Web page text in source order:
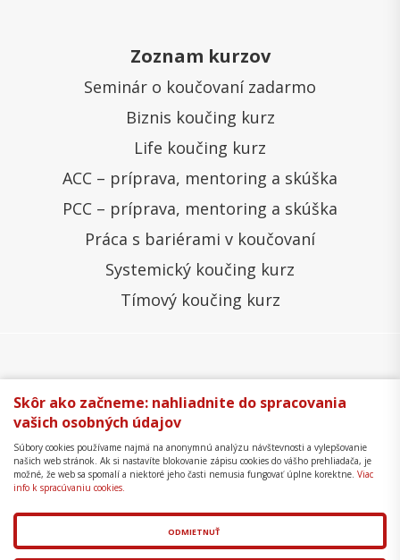
Zoznam kurzov
Seminár o koučovaní zadarmo
Biznis koučing kurz
Life koučing kurz
ACC – príprava, mentoring a skúška
PCC – príprava, mentoring a skúška
Práca s bariérami v koučovaní
Systemický koučing kurz
Tímový koučing kurz
Všeobecné obchodné podmienky
Správa cookies
Ochrana osobných údajov
Formulár na odstúpenie
Mapa stránky
Copyright © 2018 - 2026 Business Coaching College,
s.r.o.
aredakčný systém
Skôr ako začneme: nahliadnite do spracovania
vašich osobných údajov
Súbory cookies používame najmä na anonymnú analýzu návštevnosti a vylepšovanie
našich web stránok. Ak si nastavíte blokovanie zápisu cookies do vášho prehliadača, je
možné, že web sa spomalí a niektoré jeho časti nemusia fungovať úplne korektne. Viac
info k spracúvaniu cookies.
ODMIETNUŤ